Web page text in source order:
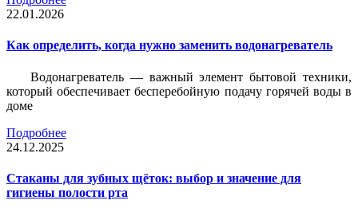
22.01.2026
Как определить, когда нужно заменить водонагреватель
Водонагреватель — важный элемент бытовой техники,
который обеспечивает бесперебойную подачу горячей воды в
доме
Подробнее
24.12.2025
Стаканы для зубных щёток: выбор и значение для
гигиены полости рта